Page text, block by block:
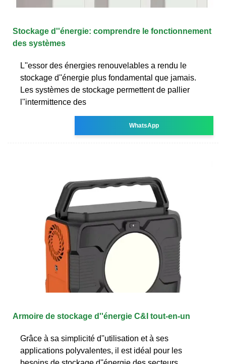
Stockage d''énergie: comprendre le fonctionnement
des systèmes
L''essor des énergies renouvelables a rendu le
stockage d''énergie plus fondamental que jamais.
Les systèmes de stockage permettent de pallier
l''intermittence des
WhatsApp
Armoire de stockage d''énergie C&I tout-en-un
Grâce à sa simplicité d''utilisation et à ses
applications polyvalentes, il est idéal pour les